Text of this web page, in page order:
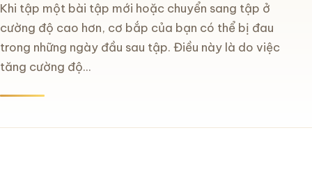
Trang chủ
Giới thiệu
Khi tập một bài tập mới hoặc chuyển sang tập ở
cường độ cao hơn, cơ bắp của bạn có thể bị đau
trong những ngày đầu sau tập. Điều này là do việc
tăng cường độ...